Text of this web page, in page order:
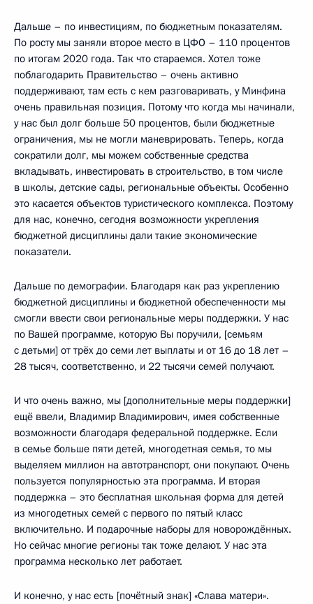
Дальше – по инвестициям, по бюджетным показателям.
По росту мы заняли второе место в ЦФО – 110 процентов
по итогам 2020 года. Так что стараемся. Хотел тоже
поблагодарить Правительство – очень активно
поддерживают, там есть с кем разговаривать, у Минфина
очень правильная позиция. Потому что когда мы начинали,
у нас был долг больше 50 процентов, были бюджетные
ограничения, мы не могли маневрировать. Теперь, когда
сократили долг, мы можем собственные средства
вкладывать, инвестировать в строительство, в том числе
в школы, детские сады, региональные объекты. Особенно
это касается объектов туристического комплекса. Поэтому
для нас, конечно, сегодня возможности укрепления
бюджетной дисциплины дали такие экономические
показатели.
Дальше по демографии. Благодаря как раз укреплению
бюджетной дисциплины и бюджетной обеспеченности мы
смогли ввести свои региональные меры поддержки. У нас
по Вашей программе, которую Вы поручили, [семьям
с детьми] от трёх до семи лет выплаты и от 16 до 18 лет –
28 тысяч, соответственно, и 22 тысячи семей получают.
И что очень важно, мы [дополнительные меры поддержки]
ещё ввели, Владимир Владимирович, имея собственные
возможности благодаря федеральной поддержке. Если
в семье больше пяти детей, многодетная семья, то мы
выделяем миллион на автотранспорт, они покупают. Очень
пользуется популярностью эта программа. И вторая
поддержка – это бесплатная школьная форма для детей
из многодетных семей с первого по пятый класс
включительно. И подарочные наборы для новорождённых.
Но сейчас многие регионы так тоже делают. У нас эта
программа несколько лет работает.
И конечно, у нас есть [почётный знак] «Слава матери».